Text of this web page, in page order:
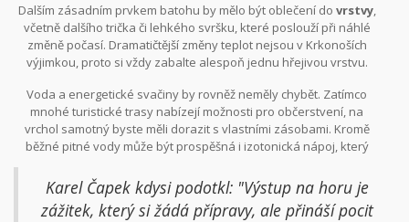
Sněžku sice vede několik cest, ale svým povrchem nenabízejí
úplně jednoduchou procházku, a proto je kvalitní obuv, která je
voděodolná a pevná, naprostou nezbytností.
Dalším zásadním prvkem batohu by mělo být oblečení do vrstvy,
včetně dalšího trička či lehkého svršku, které poslouží při náhlé
změně počasí. Dramatičtější změny teplot nejsou v Krkonoších
výjimkou, proto si vždy zabalte alespoň jednu hřejivou vrstvu.
nenadálého deště.
Voda a energetické svačiny by rovněž neměly chybět. Zatímco
mnohé turistické trasy nabízejí možnosti pro občerstvení, na
vrchol samotný byste měli dorazit s vlastními zásobami. Kromě
běžné pitné vody může být prospěšná i izotonická nápoj, který
jídla, zvolte ovoce, oříšky nebo energetické tyčinky.
Karel Čapek kdysi podotkl: "Výstup na horu je
zážitek, který si žádá přípravy, ale přináší pocit